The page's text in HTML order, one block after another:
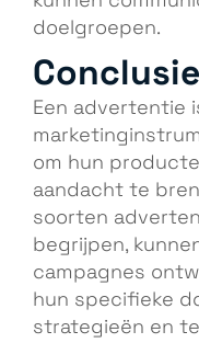
doelgroepen.
Conclusie
Een advertentie
om hun
aandacht te
soorten
begrijpen,
campagnes
hun specifieke
strategieën en